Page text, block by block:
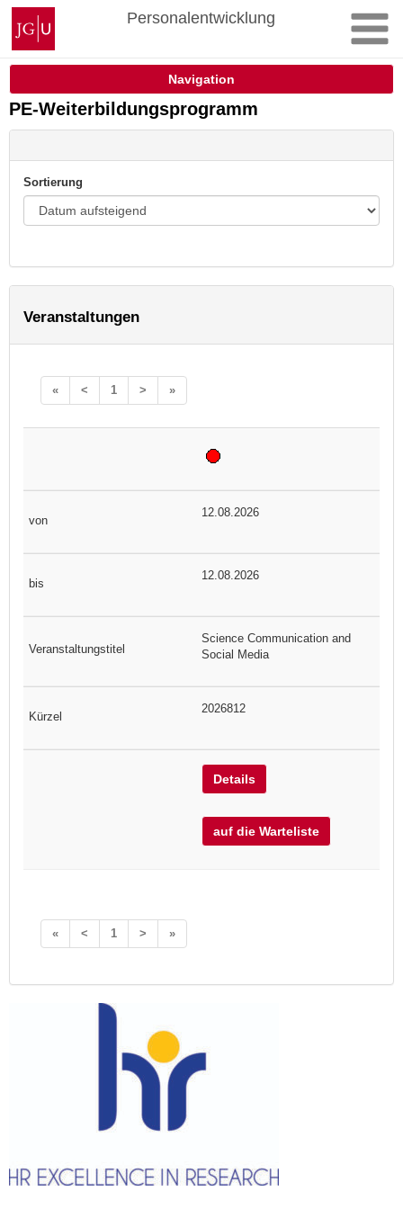
Zum
Inhalt
springen
Johannes
Gutenberg-
Universität
Personalentwicklung
Navigation
PE-Weiterbildungsprogramm
Sortierung
Veranstaltungen
« < 1 > »
12.08.2026
12.08.2026
Science Communication and
Social Media
2026812
Details
auf die Warteliste
« < 1 > »